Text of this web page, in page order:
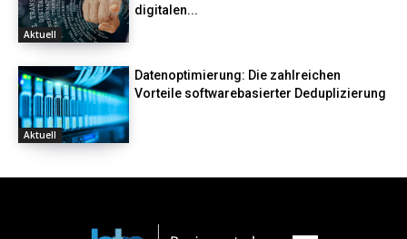
Aktuell
digitalen...
Aktuell
Datenoptimierung: Die zahlreichen
Vorteile softwarebasierter Deduplizierung